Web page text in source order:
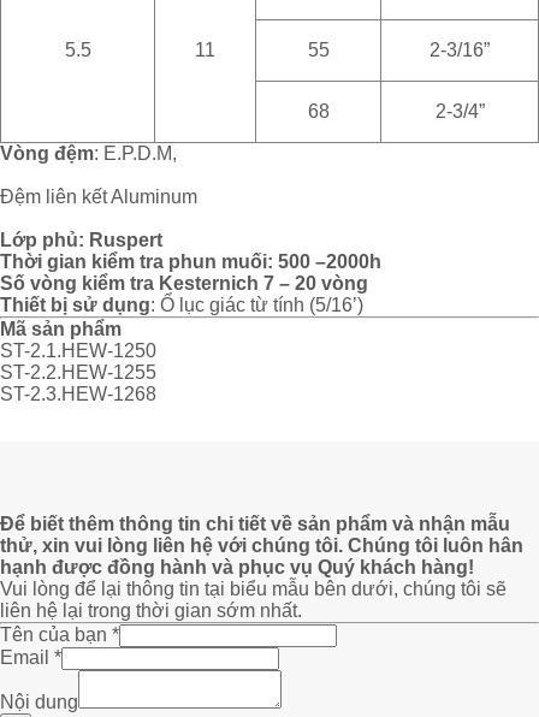
5.5 11 55 2-3/16”
68 2-3/4”
Vòng đệm: E.P.D.M,
Đệm liên kết Aluminum
Lớp phủ: Ruspert
Thời gian kiểm tra phun muối: 500 –2000h
Số vòng kiểm tra Kesternich 7 – 20 vòng
Thiết bị sử dụng: Ổ lục giác từ tính (5/16’)
Mã sản phẩm
ST-2.1.HEW-1250
ST-2.2.HEW-1255
ST-2.3.HEW-1268
Để biết thêm thông tin chi tiết về sản phẩm và nhận mẫu
thử, xin vui lòng liên hệ với chúng tôi. Chúng tôi luôn hân
hạnh được đồng hành và phục vụ Quý khách hàng!
Vui lòng để lại thông tin tại biểu mẫu bên dưới, chúng tôi sẽ
liên hệ lại trong thời gian sớm nhất.
Tên của bạn *
Email *
Nội
Nội dung